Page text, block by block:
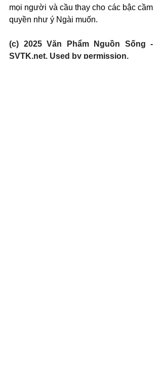
mọi người và cầu thay cho các bậc cầm
quyền như ý Ngài muốn.
(c) 2025 Văn Phẩm Nguồn Sống -
SVTK.net. Used by permission.